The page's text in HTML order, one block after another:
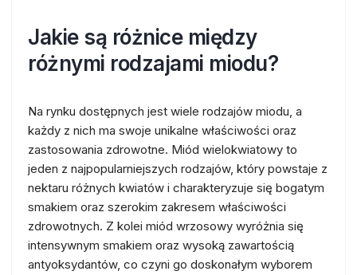
Jakie są różnice między
różnymi rodzajami miodu?
Na rynku dostępnych jest wiele rodzajów miodu, a
każdy z nich ma swoje unikalne właściwości oraz
zastosowania zdrowotne. Miód wielokwiatowy to
jeden z najpopularniejszych rodzajów, który powstaje z
nektaru różnych kwiatów i charakteryzuje się bogatym
smakiem oraz szerokim zakresem właściwości
zdrowotnych. Z kolei miód wrzosowy wyróżnia się
intensywnym smakiem oraz wysoką zawartością
antyoksydantów, co czyni go doskonałym wyborem